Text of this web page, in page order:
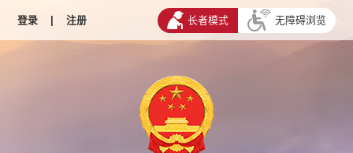
登录 | 注册 长者模式 无障碍浏览